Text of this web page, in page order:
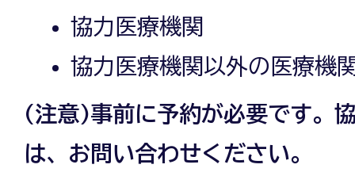
協力医療機関
協力医療機関以外の医療機
(注意)事前に予約が必要です。
は、お問い合わせください。